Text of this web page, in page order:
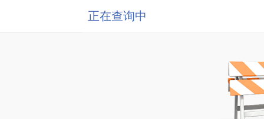
正在查询中